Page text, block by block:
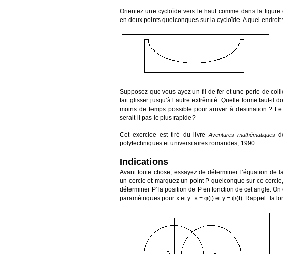
Orientez une cycloïde vers le haut comme dans la
en deux points quelconques sur la cycloïde. A quel
Supposez que vous ayez un fil de fer et une perle de
fait glisser jusqu’à l’autre extrêmité. Quelle forme faut-il
moins de temps possible pour arriver à destination ? Le
serait-il pas le plus rapide ?
Cet exercice est tiré du livreAventures mathématiques
polytechniques et universitaires romandes, 1990.
Indications
Avant toute chose, essayez de déterminer l’équation de
un cercle et marquez un point P quelconque sur ce
déterminer P′ la position de P en fonction de cet angle.
paramétriques pour x ety : x = φ(t) ety = ψ(t). Rappel : la